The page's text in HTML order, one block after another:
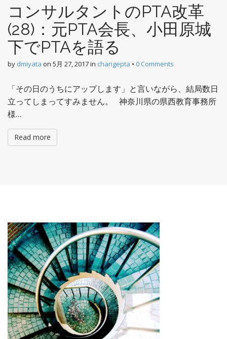
コンサルタントのPTA改革
(28)：元PTA会長、小田原城
下でPTAを語る
by dmiyata on 5月 27, 2017in changepta • 0 Comments
「その日のうちにアップします」と言いながら、結局数日
立ってしまってすみません。 神奈川県の県西教育事務所
様…
Read more